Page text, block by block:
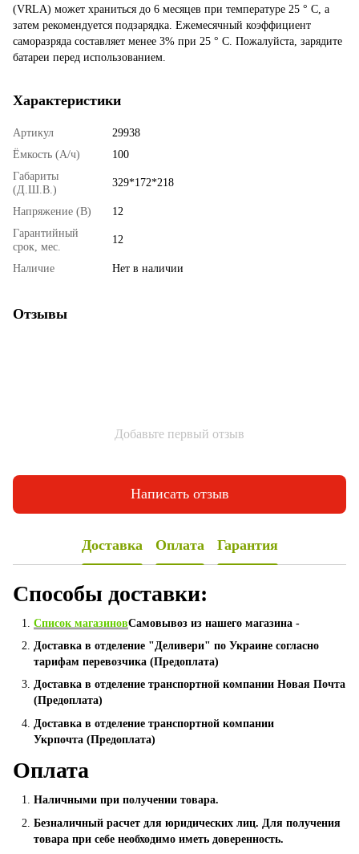
(VRLA) может храниться до 6 месяцев при температуре 25 ° C, а
затем рекомендуется подзарядка. Ежемесячный коэффициент
саморазряда составляет менее 3% при 25 ° C. Пожалуйста, зарядите
батареи перед использованием.
Характеристики
Артикул
29938
Ёмкость (А/ч)
100
Габариты
(Д.Ш.В.)
329*172*218
Напряжение (В)
12
Гарантийный
срок, мес.
12
Наличие Нет в наличии
Отзывы
Добавьте первый отзыв
Написать отзыв
Доставка Оплата Гарантия
Способы доставки:
Список магазиновСамовывоз из нашего магазина -
Доставка в отделение "Деливери" по Украине согласно
тарифам перевозчика (Предоплата)
Доставка в отделение транспортной компании Новая Почта
(Предоплата)
Доставка в отделение транспортной компании
Укрпочта (Предоплата)
Оплата
Наличными при получении товара.
Безналичный расчет для юридических лиц. Для получения
товара при себе необходимо иметь доверенность.